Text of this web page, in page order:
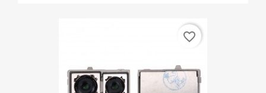
favorite_border